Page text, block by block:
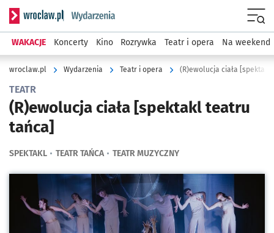
Serwis informacyjny wroclaw.pl podserwis: Wydarzenia
WAKACJE Koncerty Kino Rozrywka Teatr i opera Na weekend
wroclaw.pl Wydarzenia Teatr i opera (R)ewolucja ciała
TEATR
(R)ewolucja ciała [spektakl teatru
tańca]
SPEKTAKL TEATR TAŃCA TEATR MUZYCZNY
Kliknij, aby powiększyć